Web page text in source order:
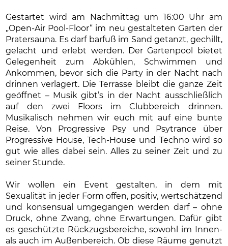
Gestartet wird am Nachmittag um 16:00 Uhr am
„Open-Air Pool-Floor“ im neu gestalteten Garten der
Pratersauna. Es darf barfuß im Sand getanzt, gechillt,
gelacht und erlebt werden. Der Gartenpool bietet
Gelegenheit zum Abkühlen, Schwimmen und
Ankommen, bevor sich die Party in der Nacht nach
drinnen verlagert. Die Terrasse bleibt die ganze Zeit
geöffnet – Musik gibt’s in der Nacht ausschließlich
auf den zwei Floors im Clubbereich drinnen.
Musikalisch nehmen wir euch mit auf eine bunte
Reise. Von Progressive Psy und Psytrance über
Progressive House, Tech-House und Techno wird so
gut wie alles dabei sein. Alles zu seiner Zeit und zu
seiner Stunde.
Wir wollen ein Event gestalten, in dem mit
Sexualität in jeder Form offen, positiv, wertschätzend
und konsensual umgegangen werden darf – ohne
Druck, ohne Zwang, ohne Erwartungen. Dafür gibt
es geschützte Rückzugsbereiche, sowohl im Innen-
als auch im Außenbereich. Ob diese Räume genutzt